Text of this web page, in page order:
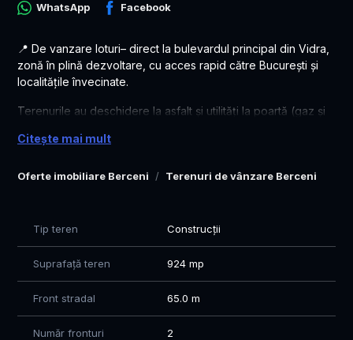
Oferte imobiliare Berceni Terenuri de vânzare Berceni
WhatsApp Facebook
📍 De vanzare loturi– direct la bulevardul principal din Vidra,
zonă în plină dezvoltare, cu acces rapid către București și
localitățile învecinate.
Terenurile au deschidere la asfalt și utilități la poartă (gaz și
pentru activități comerciale (magazin, cabinet, birou, mică
✅ Acces facil către București și șoseaua de centură
✅ Zonă în dezvoltare, cu vecini și construcții noi
cu avans 30%
📐 Suprafețe disponibile: începând de la: 523–986 mp
💰 Preț avantajos, direct de la dezvoltator
Citește mai mult
Tip teren Construcții
Suprafață teren 924 mp
Front stradal 65.0 m
Număr fronturi
2